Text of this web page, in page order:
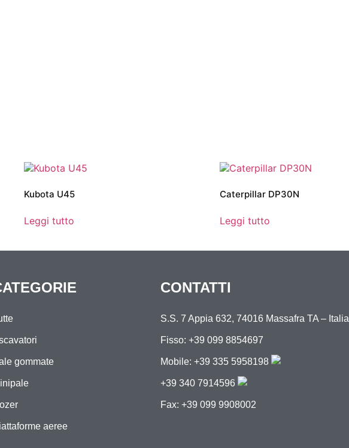
Kubota U45
Leggi tutto
Caterpillar DP30N
Leggi tutto
gommate
aeree
CONTATTI
S.S. 7 Appia 632, 74016 Massafra TA – Italia
Fisso: +39 099 8854697
Mobile: +39 335 5958198
+39 340 7914596
Fax: +39 099 9908002